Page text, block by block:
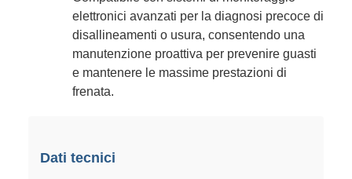
elettronici avanzati per la diagnosi precoce di
disallineamenti o usura, consentendo una
manutenzione proattiva per prevenire guasti
e mantenere le massime prestazioni di
frenata.
Dati tecnici